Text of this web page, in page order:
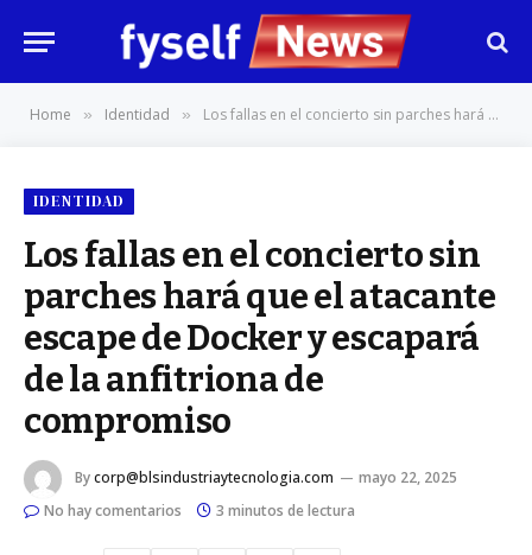
Home » Identidad » Los fallas en el concierto sin parches hará que el atacante escape de Docker y escapará de la anfitriona de compromiso
IDENTIDAD
Los fallas en el concierto sin
parches hará que el atacante
escape de Docker y escapará
de la anfitriona de
compromiso
Bycorp@blsindustriaytecnologia.com
mayo 22, 2025
No hay comentarios
3 minutos de lectura